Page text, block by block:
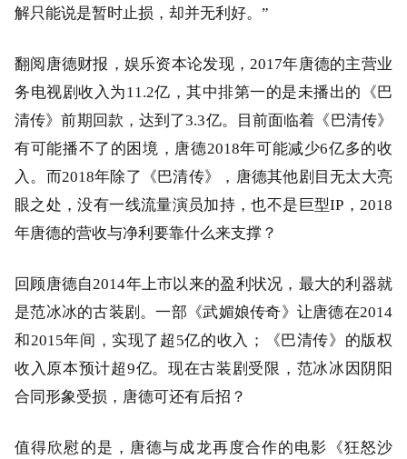
解只能说是暂时止损，却并无利好。”
翻阅唐德财报，娱乐资本论发现，2017年唐德的主营业
务电视剧收入为11.2亿，其中排第一的是未播出的《巴
清传》前期回款，达到了3.3亿。目前面临着《巴清传》
有可能播不了的困境，唐德2018年可能减少6亿多的收
入。而2018年除了《巴清传》，唐德其他剧目无太大亮
眼之处，没有一线流量演员加持，也不是巨型IP，2018
年唐德的营收与净利要靠什么来支撑？
回顾唐德自2014年上市以来的盈利状况，最大的利器就
是范冰冰的古装剧。一部《武媚娘传奇》让唐德在2014
和2015年间，实现了超5亿的收入；《巴清传》的版权
收入原本预计超9亿。现在古装剧受限，范冰冰因阴阳
合同形象受损，唐德可还有后招？
值得欣慰的是，唐德与成龙再度合作的电影《狂怒沙